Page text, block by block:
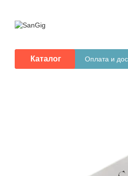
Каталог Оплата и